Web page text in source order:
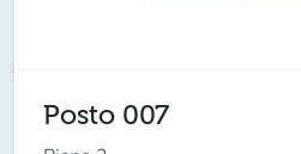
Posto 007